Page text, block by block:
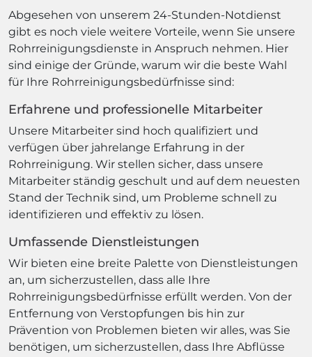
Abgesehen von unserem 24-Stunden-Notdienst
gibt es noch viele weitere Vorteile, wenn Sie unsere
Rohrreinigungsdienste in Anspruch nehmen. Hier
sind einige der Gründe, warum wir die beste Wahl
für Ihre Rohrreinigungsbedürfnisse sind:
Erfahrene und professionelle Mitarbeiter
Unsere Mitarbeiter sind hoch qualifiziert und
verfügen über jahrelange Erfahrung in der
Rohrreinigung. Wir stellen sicher, dass unsere
Mitarbeiter ständig geschult und auf dem neuesten
Stand der Technik sind, um Probleme schnell zu
identifizieren und effektiv zu lösen.
Umfassende Dienstleistungen
Wir bieten eine breite Palette von Dienstleistungen
an, um sicherzustellen, dass alle Ihre
Rohrreinigungsbedürfnisse erfüllt werden. Von der
Entfernung von Verstopfungen bis hin zur
Prävention von Problemen bieten wir alles, was Sie
benötigen, um sicherzustellen, dass Ihre Abflüsse